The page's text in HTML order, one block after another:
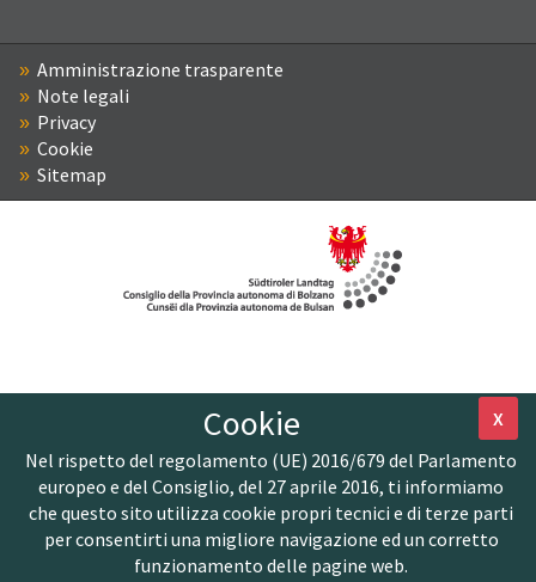
Amministrazione trasparente
Note legali
Privacy
Cookie
Sitemap
X
Cookie
Nel rispetto del regolamento (UE) 2016/679 del Parlamento
europeo e del Consiglio, del 27 aprile 2016, ti informiamo
che questo sito utilizza cookie propri tecnici e di terze parti
per consentirti una migliore navigazione ed un corretto
funzionamento delle pagine web.